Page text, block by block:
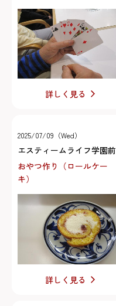
詳しく見る
2025/07/09（Wed）
エスティームライフ学園前
おやつ作り（ロールケー
キ）
詳しく見る